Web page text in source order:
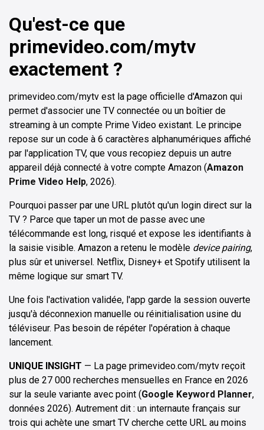
Qu'est-ce que
primevideo.com/mytv
exactement ?
primevideo.com/mytv est la page officielle d'Amazon qui
permet d'associer une TV connectée ou un boîtier de
streaming à un compte Prime Video existant. Le principe
repose sur un code à 6 caractères alphanumériques affiché
par l'application TV, que vous recopiez depuis un autre
appareil déjà connecté à votre compte Amazon (Amazon
Prime Video Help, 2026).
Pourquoi passer par une URL plutôt qu'un login direct sur la
TV ? Parce que taper un mot de passe avec une
télécommande est long, risqué et expose les identifiants à
la saisie visible. Amazon a retenu le modèle device pairing,
plus sûr et universel. Netflix, Disney+ et Spotify utilisent la
même logique sur smart TV.
Une fois l'activation validée, l'app garde la session ouverte
jusqu'à déconnexion manuelle ou réinitialisation usine du
téléviseur. Pas besoin de répéter l'opération à chaque
lancement.
UNIQUE INSIGHT — La page primevideo.com/mytv reçoit
plus de 27 000 recherches mensuelles en France en 2026
sur la seule variante avec point (Google Keyword Planner,
données 2026). Autrement dit : un internaute français sur
trois qui achète une smart TV cherche cette URL au moins